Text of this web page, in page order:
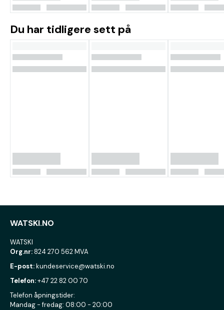
Du har tidligere sett på
WATSKI.NO
WATSKI
Org.nr:824 270 562 MVA
E-post:kundeservice@watski.no
Telefon:+47 22 82 00 70
Telefon åpningstider:
Mandag - fredag: 08:00 - 20:00